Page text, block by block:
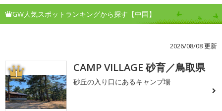
GW人気スポットランキングから探す【中国】
2026/08/08 更新
1 CAMP VILLAGE 砂育／鳥取県
砂丘の入り口にあるキャンプ場